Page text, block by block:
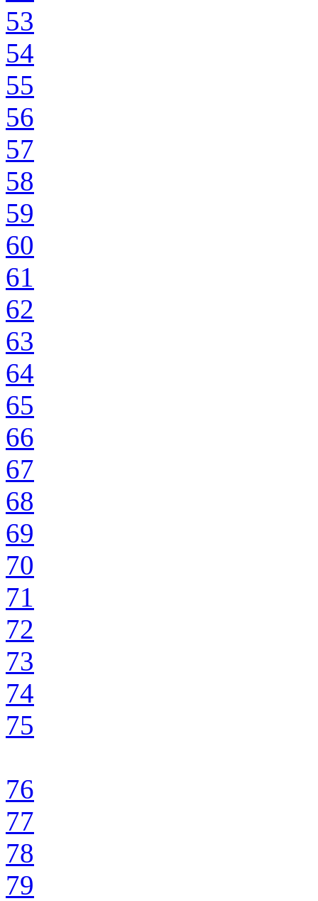
53
54
55
56
57
58
59
60
61
62
63
64
65
66
67
68
69
70
71
72
73
74
75
76
77
78
79